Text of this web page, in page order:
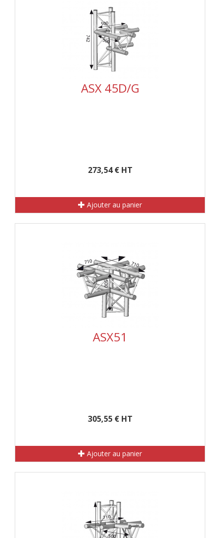
ASX 45D/G
273,54 € HT
Ajouter au panier
ASX51
305,55 € HT
Ajouter au panier